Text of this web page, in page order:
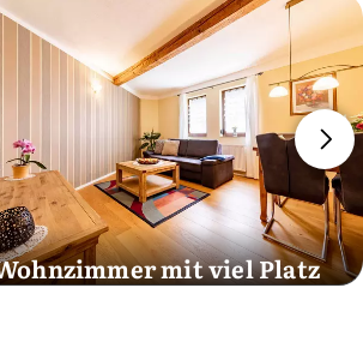
Ferienwohnungen